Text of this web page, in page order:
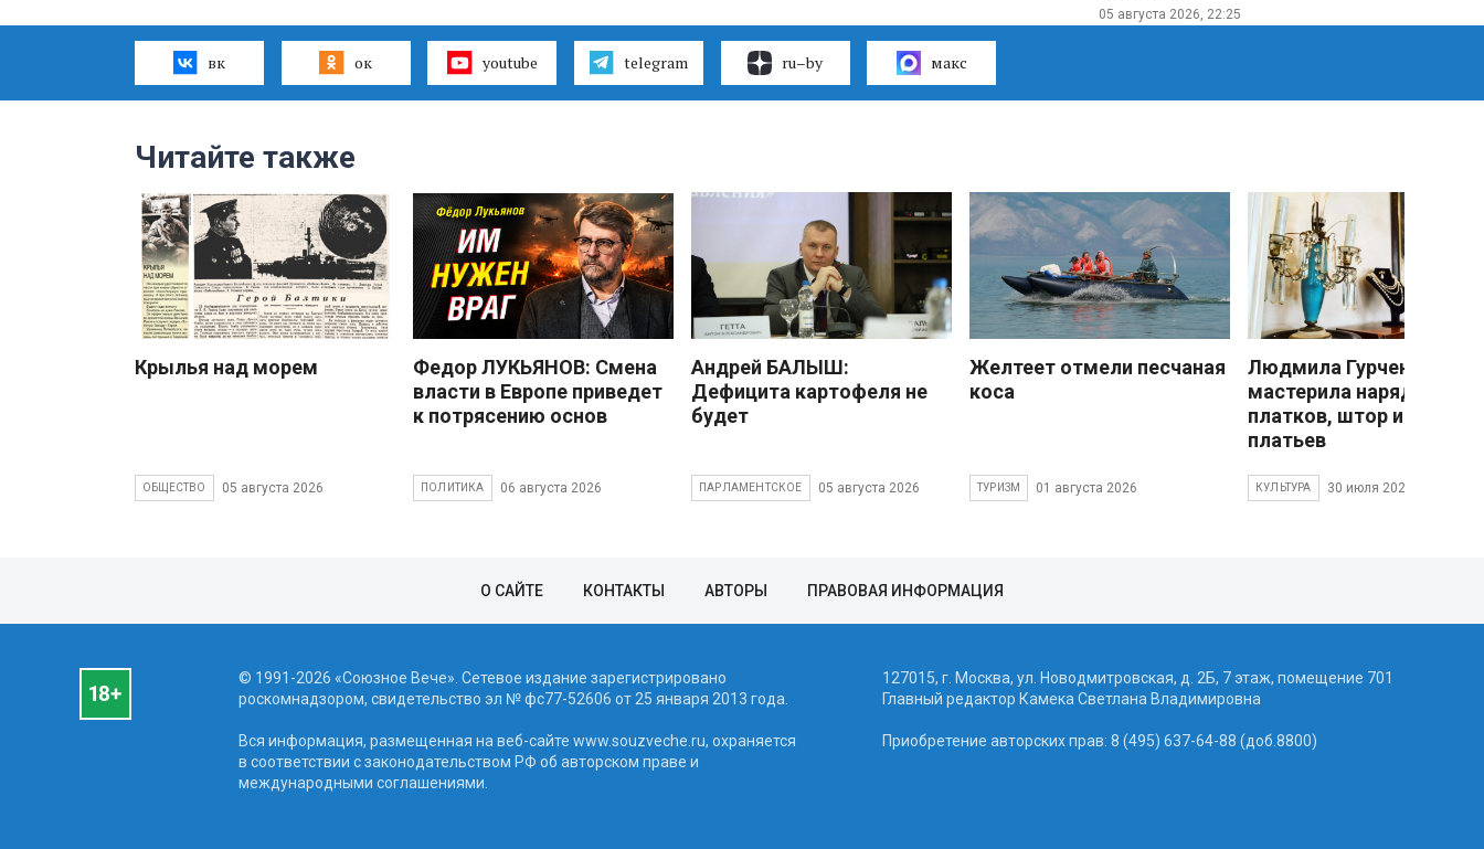
05 августа 2026, 22:25
вк ок youtube telegram ru–by макс
Читайте также
Крылья над морем
ОБЩЕСТВО 05 августа 2026
Федор ЛУКЬЯНОВ: Смена
власти в Европе приведет
к потрясению основ
ПОЛИТИКА 06 августа 2026
Андрей БАЛЫШ:
Дефицита картофеля не
будет
ПАРЛАМЕНТСКОЕ 05 августа 2026
Желтеет отмели песчаная
коса
ТУРИЗМ 01 августа 2026
Людмила Гурченко
мастерила наряды из
платков, штор и детских
платьев
КУЛЬТУРА 30 июля 2026
О САЙТЕ КОНТАКТЫ АВТОРЫ ПРАВОВАЯ ИНФОРМАЦИЯ
© 1991-2026 «Союзное Вече». Сетевое издание зарегистрировано
роскомнадзором, свидетельство эл № фc77-52606 от 25 января 2013 года.
Вся информация, размещенная на веб-сайте www.souzveche.ru, охраняется
в соответствии с законодательством РФ об авторском праве и
международными соглашениями.
127015, г. Москва, ул. Новодмитровская, д. 2Б, 7 этаж, помещение 701
Главный редактор Камека Светлана Владимировна
Приобретение авторских прав: 8 (495) 637-64-88 (доб.8800)